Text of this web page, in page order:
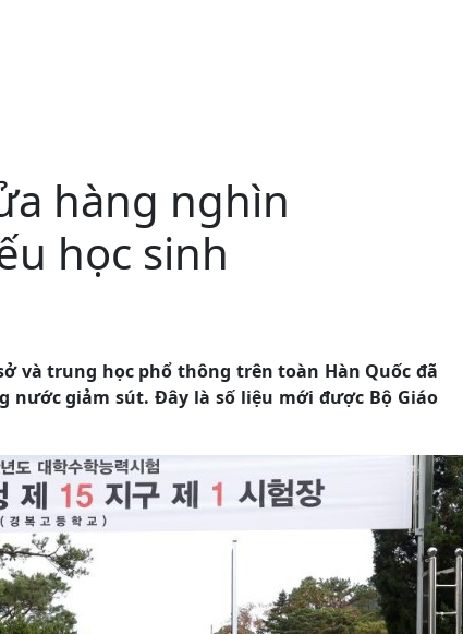
hàng nghìn
học sinh
và trung học phổ thông trên toàn Hàn Quốc đã
nước giảm sút. Đây là số liệu mới được Bộ Giáo